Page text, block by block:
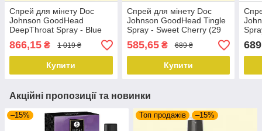
Спрей для мінету Doc
Johnson GoodHead
DeepThroat Spray - Blue
Raspberry 59 мл для
глибокого мінету
866,15 ₴ 1 019 ₴
Купити
Спрей для мінету Doc
Johnson GoodHead Tingle
Spray - Sweet Cherry (29
мл) зі стимулювальним
ефектом
585,65₴ 689 ₴
Купити
мл)
689
Акційні пропозиції та новинки
–15% Топ продажів –15%